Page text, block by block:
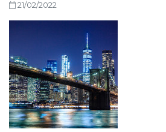
21/02/2022